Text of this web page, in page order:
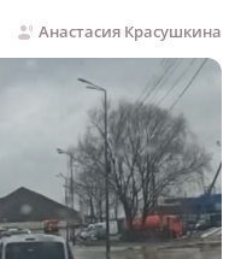
Анастасия Красушкина